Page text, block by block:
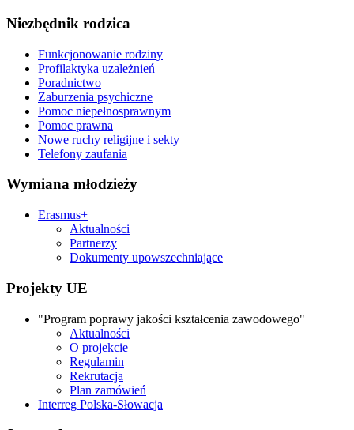
Niezbędnik rodzica
Funkcjonowanie rodziny
Profilaktyka uzależnień
Poradnictwo
Zaburzenia psychiczne
Pomoc niepełnosprawnym
Pomoc prawna
Nowe ruchy religijne i sekty
Telefony zaufania
Wymiana młodzieży
Erasmus+
Aktualności
Partnerzy
Dokumenty upowszechniające
Projekty UE
"Program poprawy jakości kształcenia zawodowego"
Aktualności
O projekcie
Regulamin
Rekrutacja
Plan zamówień
Interreg Polska-Słowacja